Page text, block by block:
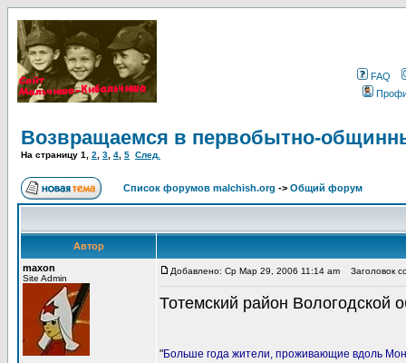
FAQ
Возвращаемся в первобытно-
На страницу 1 2 3 4 5 След.
Список форумов malchish.org -> Общий форум
Автор
maxon
Site Admin
Добавлено: Ср Мар 29, 2006 11:14 am Заголовок
Тотемский район Вологодской
"Больше года жители, проживающие вдоль